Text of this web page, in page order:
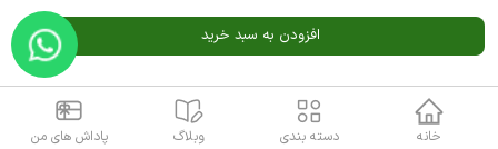
افزودن به سبد خرید
A Pluss
Powered By
خانه دسته بندی وبلاگ پاداش های من